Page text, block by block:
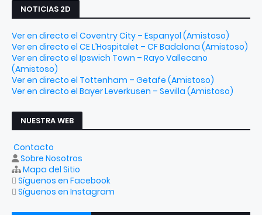
NOTICIAS 2D
Ver en directo el Coventry City – Espanyol (Amistoso)
Ver en directo el CE L’Hospitalet – CF Badalona (Amistoso)
Ver en directo el Ipswich Town – Rayo Vallecano
(Amistoso)
Ver en directo el Tottenham – Getafe (Amistoso)
Ver en directo el Bayer Leverkusen – Sevilla (Amistoso)
NUESTRA WEB
Contacto
Sobre Nosotros
Mapa del Sitio
Síguenos en Facebook
Síguenos en Instagram